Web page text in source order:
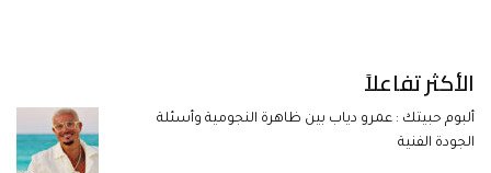
الأكثر تفاعلاً
ألبوم حبيتك : عمرو دياب بين ظاهرة النجومية وأسئلة
الجودة الفنية